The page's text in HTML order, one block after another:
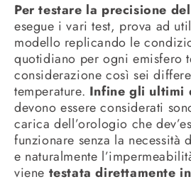
Per testare la precisione
esegue i vari test, prova ad
modello replicando le
quotidiano per ogni emisfero
considerazione così sei
temperature. Infine gli
devono essere considerati
carica dell’orologio che
funzionare senza la necessità
e naturalmente
viene testata direttamente